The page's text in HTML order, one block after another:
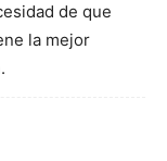
de que
la mejor